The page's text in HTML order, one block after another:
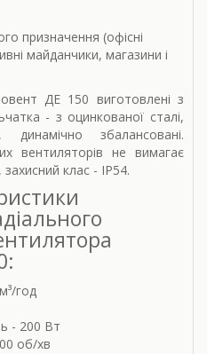
призначення (офісні
майданчики, магазини і
ДЕ 150 виготовлені з
- з оцинкованої сталі,
динамічно збалансовані.
вентиляторів не вимагає
клас - IP54.
год
- 200 Вт
об/хв